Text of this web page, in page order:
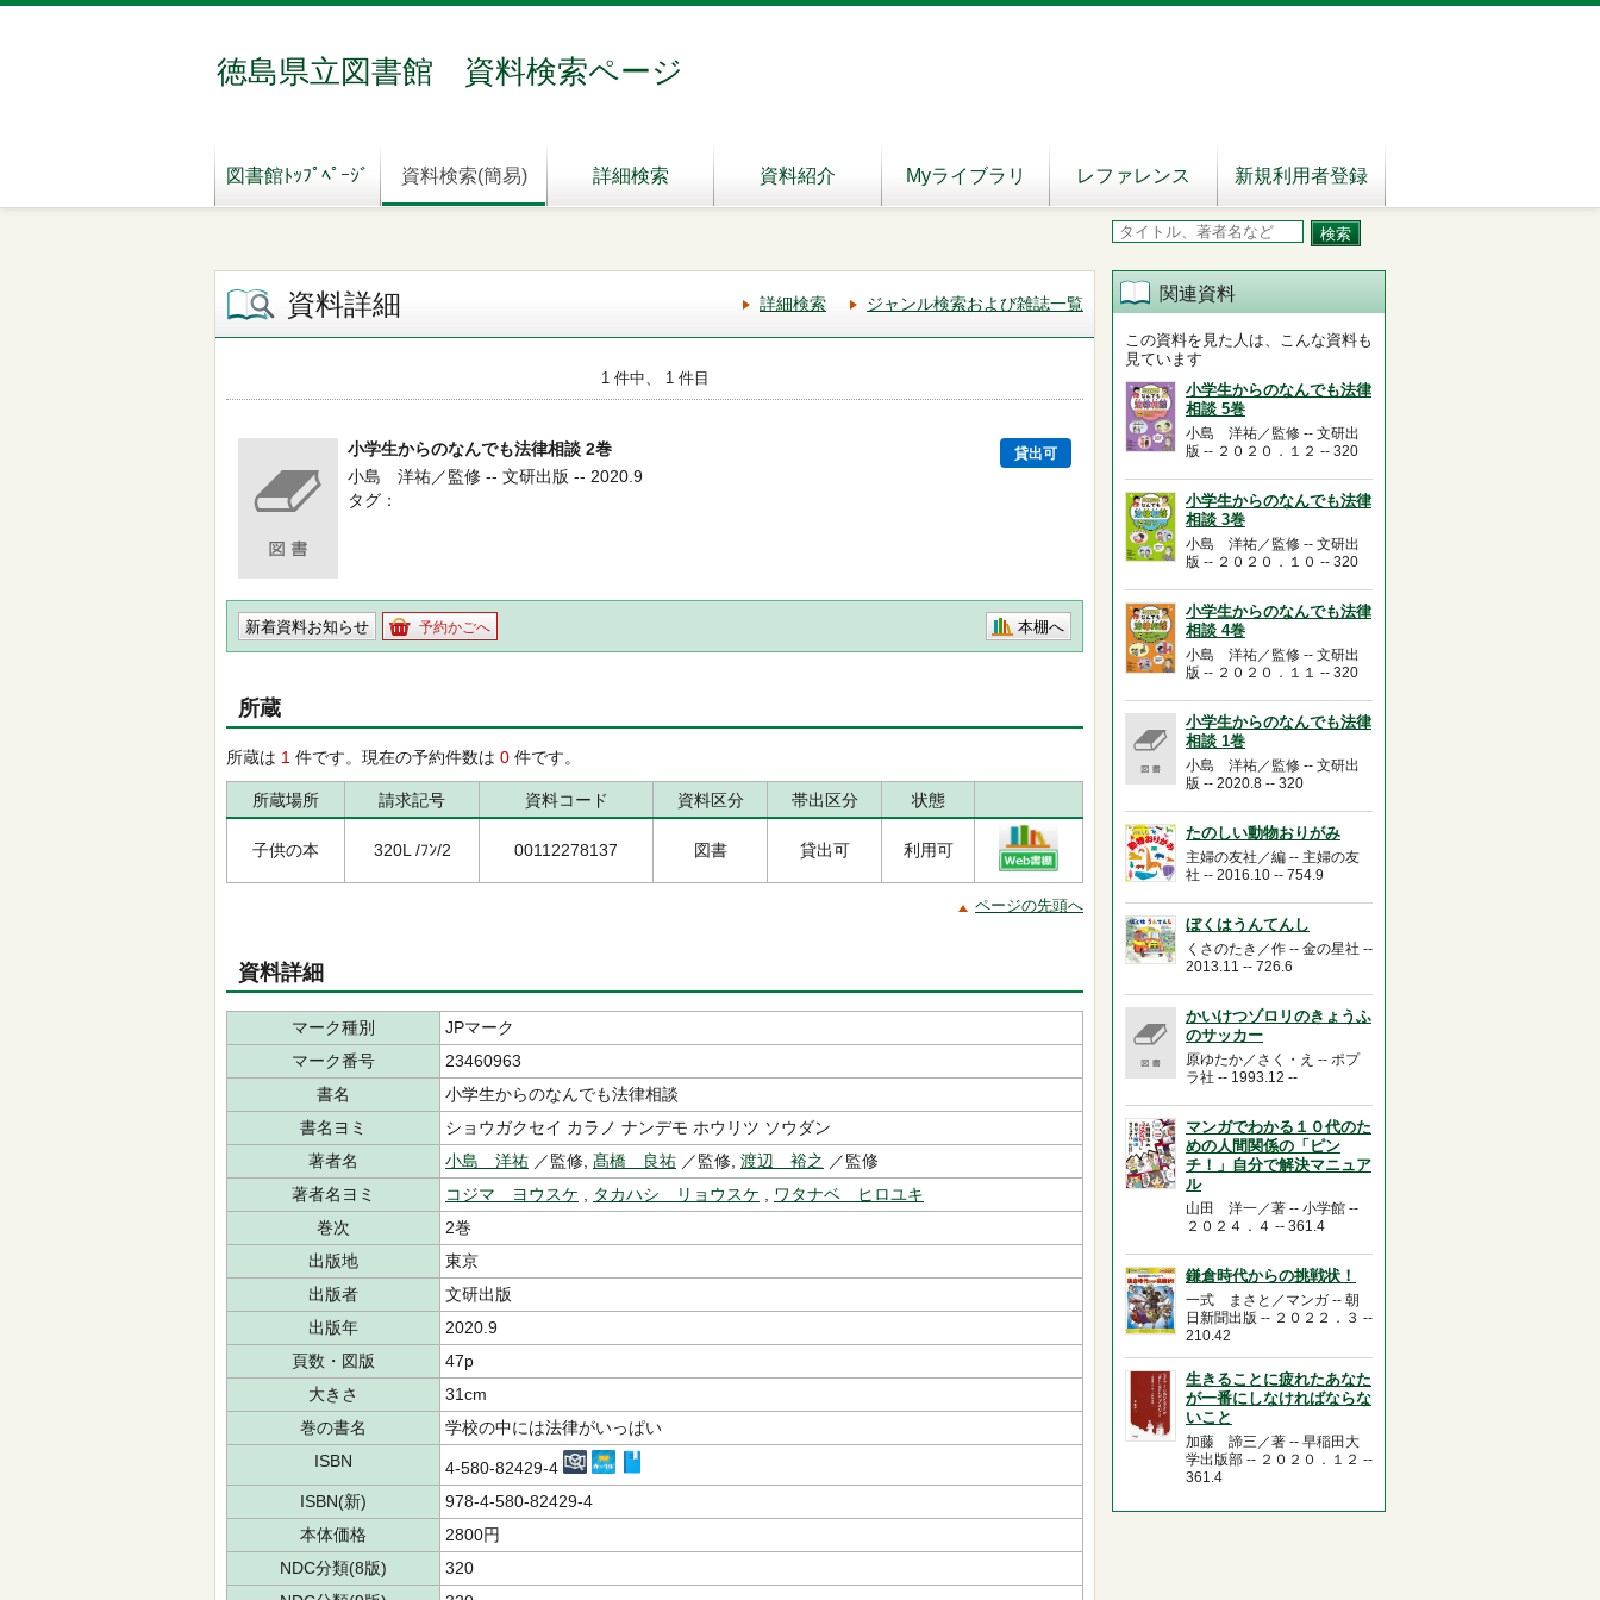
徳島県立図書館 資料検索ページ
図書館ﾄｯﾌﾟﾍﾟｰｼﾞ 資料検索(簡易) 詳細検索 資料紹介 Myライブラリ レファレンス 新規利用者登録
資料詳細 詳細検索 ジャンル検索および雑誌一覧
1 件中、 1 件目
小学生からのなんでも法律相談 2巻 貸出可
小島 洋祐／監修 -- 文研出版 -- 2020.9
タグ
新着資料お知らせ 予約かごへ 本棚へ
所蔵
所蔵は 1 件です。現在の予約件数は 0 件です。
所蔵場所 請求記号 資料コード 資料区分 帯出区分 状態
子供の本 320L /ﾌﾝ/2 00112278137 図書 貸出可 利用可
ページの先頭へ
資料詳細
マーク種別
JPマーク
マーク番号
23460963
書名
小学生からのなんでも法律相談
書名ヨミ
ショウガクセイ カラノ ナンデモ ホウリツ ソウダン
著者名
小島 洋祐 ／監修, 髙橋 良祐 ／監修, 渡辺 裕之 ／監修
著者名ヨミ
コジマ ヨウスケ タカハシ リョウスケ
ワタナベ ヒロユキ
巻次
2巻
出版地
東京
出版者
文研出版
出版年
2020.9
頁数・図版
47p
大きさ
31cm
巻の書名
学校の中には法律がいっぱい
ISBN
4-580-82429-4
ISBN(新)
978-4-580-82429-4
本体価格
2800円
NDC分類(8版)
320
関連資料
この資料を見た人は、こんな資料も
見ています
小学生からのなんでも法律
相談 5巻
小島 洋祐／監修 -- 文研出
版 -- ２０２０．１２ -- 320
小学生からのなんでも法律
相談 3巻
小島 洋祐／監修 -- 文研出
版 -- ２０２０．１０ -- 320
小学生からのなんでも法律
相談 4巻
小島 洋祐／監修 -- 文研出
版 -- ２０２０．１１ -- 320
小学生からのなんでも法律
相談 1巻
小島 洋祐／監修 -- 文研出
版 -- 2020.8 -- 320
たのしい動物おりがみ
主婦の友社／編 -- 主婦の友
社 -- 2016.10 -- 754.9
ぼくはうんてんし
くさのたき／作 -- 金の星社 --
2013.11 -- 726.6
かいけつゾロリのきょうふ
のサッカー
原ゆたか／さく・え -- ポプ
ラ社 -- 1993.12 --
マンガでわかる１０代のた
めの人間関係の「ピン
チ！」自分で解決マニュア
ル
山田 洋一／著 -- 小学館 --
２０２４．４ -- 361.4
鎌倉時代からの挑戦状！
一式 まさと／マンガ -- 朝
日新聞出版 -- ２０２２．３ --
210.42
生きることに疲れたあなた
が一番にしなければならな
いこと
加藤 諦三／著 -- 早稲田大
学出版部 -- ２０２０．１２ --
361.4